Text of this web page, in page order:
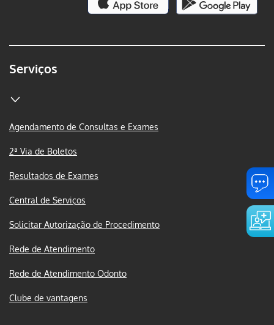
Serviços
Agendamento de Consultas e Exames
2ª Via de Boletos
Resultados de Exames
Central de Serviços
Solicitar Autorização de Procedimento
Rede de Atendimento
Rede de Atendimento Odonto
Clube de vantagens